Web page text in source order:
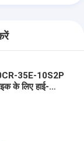
35E-10S2P
के लिए हाई-